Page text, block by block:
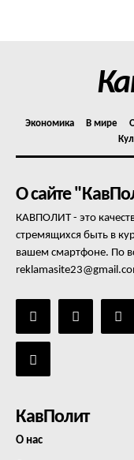
Экономика В мире
О сайте
КАВПОЛИТ - это
стремящихся быть в
вашем смартфоне. По
КавПолит
О нас